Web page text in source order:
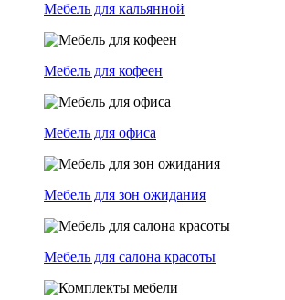
Мебель для кальянной
Мебель для кофеен
Мебель для офиса
Мебель для зон ожидания
Мебель для салона красоты